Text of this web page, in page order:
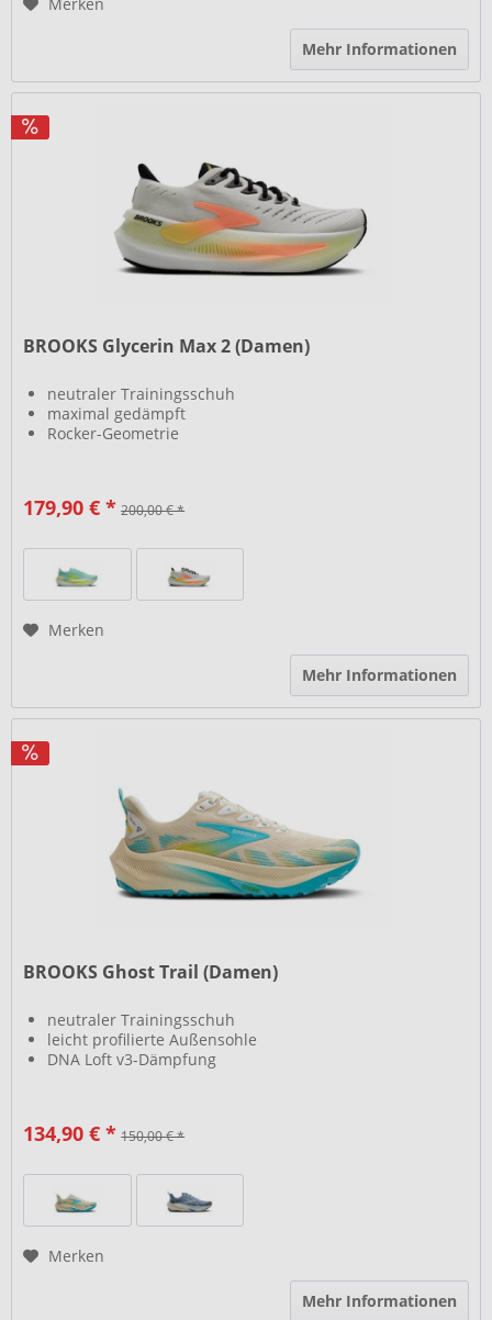
Merken
Mehr Informationen
BROOKS Glycerin Max 2 (Damen)
neutraler Trainingsschuh
maximal gedämpft
Rocker-Geometrie
179,90 € * 200,00 € *
Merken
Mehr Informationen
BROOKS Ghost Trail (Damen)
neutraler Trainingsschuh
leicht profilierte Außensohle
DNA Loft v3-Dämpfung
134,90 € * 150,00 € *
Merken
Mehr Informationen